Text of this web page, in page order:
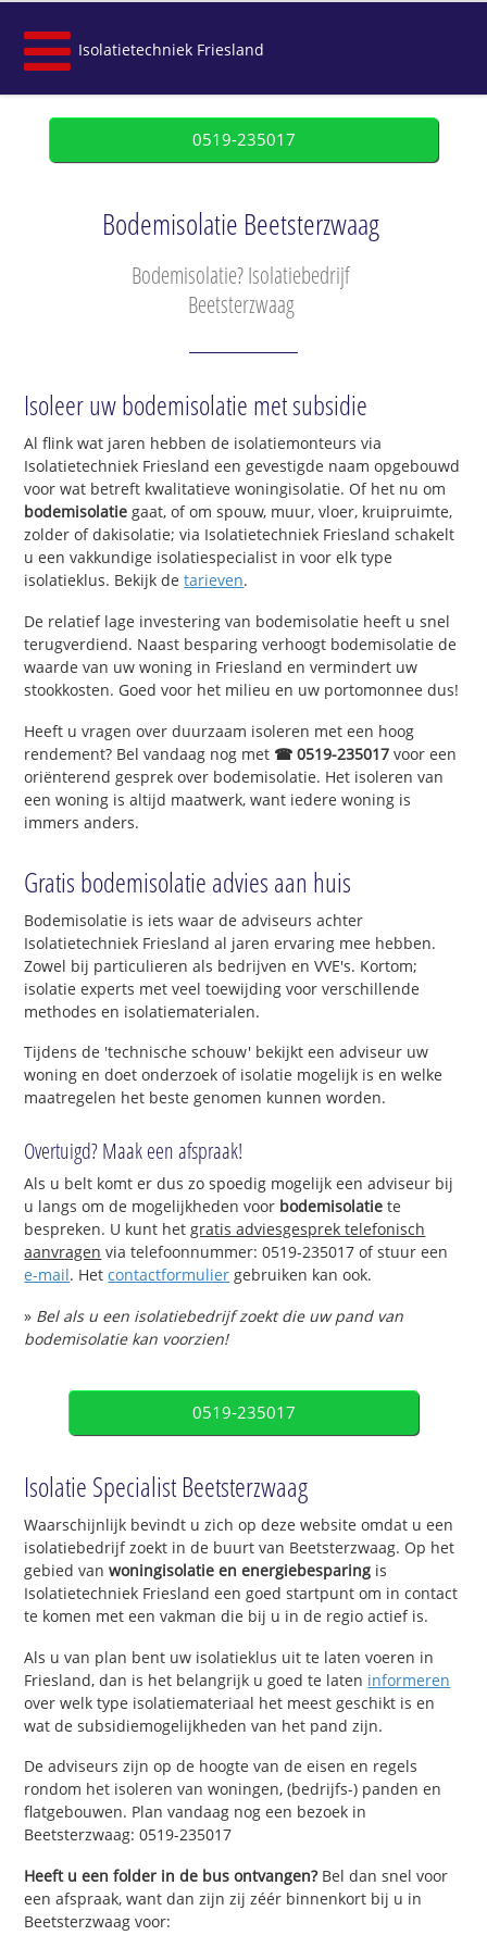
Isolatietechniek Friesland
0519-235017
Bodemisolatie Beetsterzwaag
Bodemisolatie? Isolatiebedrijf
Beetsterzwaag
Isoleer uw bodemisolatie met subsidie
Al flink wat jaren hebben de isolatiemonteurs via
Isolatietechniek Friesland een gevestigde naam opgebouwd
voor wat betreft kwalitatieve woningisolatie. Of het nu om
bodemisolatie gaat, of om spouw, muur, vloer, kruipruimte,
zolder of dakisolatie; via Isolatietechniek Friesland schakelt
u een vakkundige isolatiespecialist in voor elk type
isolatieklus. Bekijk detarieven.
De relatief lage investering van bodemisolatie heeft u snel
terugverdiend. Naast besparing verhoogt bodemisolatie de
waarde van uw woning in Friesland en vermindert uw
stookkosten. Goed voor het milieu en uw portomonnee dus!
Heeft u vragen over duurzaam isoleren met een hoog
rendement? Bel vandaag nog met ☎ 0519-235017 voor een
oriënterend gesprek over bodemisolatie. Het isoleren van
een woning is altijd maatwerk, want iedere woning is
immers anders.
Gratis bodemisolatie advies aan huis
Bodemisolatie is iets waar de adviseurs achter
Isolatietechniek Friesland al jaren ervaring mee hebben.
Zowel bij particulieren als bedrijven en VVE's. Kortom;
isolatie experts met veel toewijding voor verschillende
methodes en isolatiematerialen.
Tijdens de 'technische schouw' bekijkt een adviseur uw
woning en doet onderzoek of isolatie mogelijk is en welke
maatregelen het beste genomen kunnen worden.
Overtuigd? Maak een afspraak!
Als u belt komt er dus zo spoedig mogelijk een adviseur bij
u langs om de mogelijkheden voor bodemisolatie te
bespreken. U kunt hetgratis adviesgesprek telefonisch
aanvragen via telefoonnummer: 0519-235017 of stuur een
e-mail. Hetcontactformulier gebruiken kan ook.
» Bel als u een isolatiebedrijf zoekt die uw pand van
bodemisolatie kan voorzien!
0519-235017
Isolatie Specialist Beetsterzwaag
Waarschijnlijk bevindt u zich op deze website omdat u een
isolatiebedrijf zoekt in de buurt van Beetsterzwaag. Op het
gebied vanwoningisolatie en energiebesparing is
Isolatietechniek Friesland een goed startpunt om in contact
te komen met een vakman die bij u in de regio actief is.
Als u van plan bent uw isolatieklus uit te laten voeren in
Friesland, dan is het belangrijk u goed te laten informeren
over welk type isolatiemateriaal het meest geschikt is en
wat de subsidiemogelijkheden van het pand zijn.
De adviseurs zijn op de hoogte van de eisen en regels
rondom het isoleren van woningen, (bedrijfs-) panden en
flatgebouwen. Plan vandaag nog een bezoek in
Beetsterzwaag: 0519-235017
Heeft u een folder in de bus ontvangen?Bel dan snel voor
een afspraak, want dan zijn zij zéér binnenkort bij u in
Beetsterzwaag voor: